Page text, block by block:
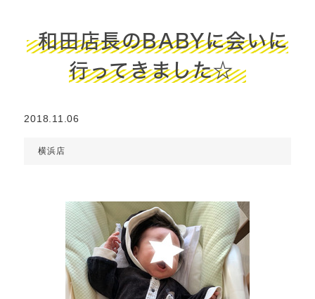
和田店長のBABYに会いに
行ってきました☆
2018.11.06
横浜店